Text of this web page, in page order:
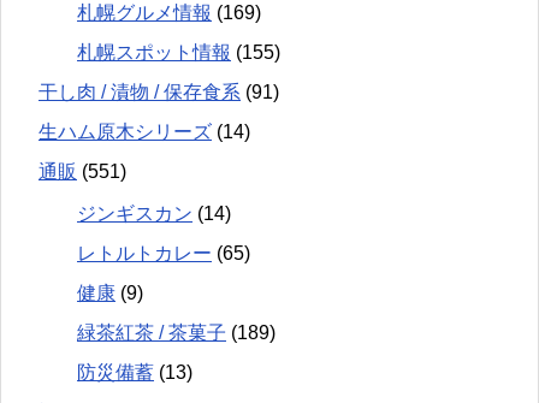
札幌グルメ情報 (169)
札幌スポット情報 (155)
干し肉 / 漬物 / 保存食系 (91)
生ハム原木シリーズ (14)
通販 (551)
ジンギスカン (14)
レトルトカレー (65)
健康 (9)
緑茶紅茶 / 茶菓子 (189)
防災備蓄 (13)